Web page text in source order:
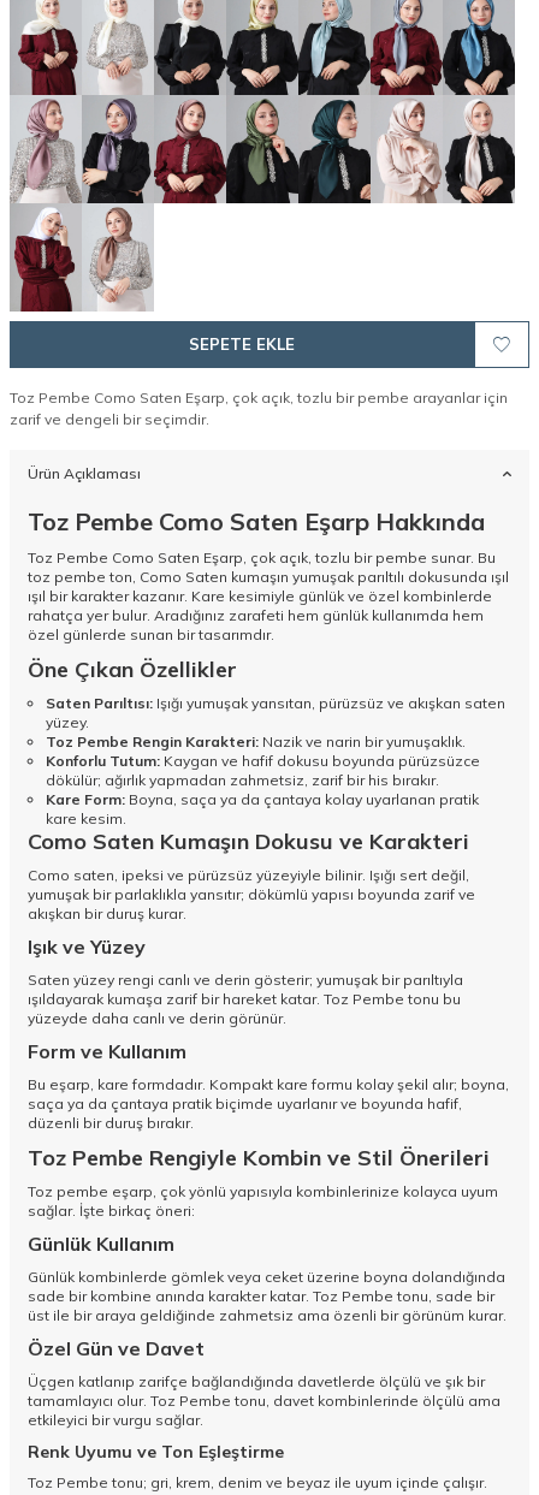
SEPETE EKLE
Toz Pembe Como Saten Eşarp, çok açık, tozlu bir pembe arayanlar için
zarif ve dengeli bir seçimdir.
Ürün Açıklaması
Toz Pembe Como Saten Eşarp Hakkında
Toz Pembe Como Saten Eşarp, çok açık, tozlu bir pembe sunar. Bu
toz pembe ton, Como Saten kumaşın yumuşak parıltılı dokusunda ışıl
ışıl bir karakter kazanır. Kare kesimiyle günlük ve özel kombinlerde
rahatça yer bulur. Aradığınız zarafeti hem günlük kullanımda hem
özel günlerde sunan bir tasarımdır.
Öne Çıkan Özellikler
Saten Parıltısı: Işığı yumuşak yansıtan, pürüzsüz ve akışkan saten
yüzey.
Toz Pembe Rengin Karakteri: Nazik ve narin bir yumuşaklık.
Konforlu Tutum: Kaygan ve hafif dokusu boyunda pürüzsüzce
dökülür; ağırlık yapmadan zahmetsiz, zarif bir his bırakır.
Kare Form: Boyna, saça ya da çantaya kolay uyarlanan pratik
kare kesim.
Como Saten Kumaşın Dokusu ve Karakteri
Como saten, ipeksi ve pürüzsüz yüzeyiyle bilinir. Işığı sert değil,
yumuşak bir parlaklıkla yansıtır; dökümlü yapısı boyunda zarif ve
akışkan bir duruş kurar.
Işık ve Yüzey
Saten yüzey rengi canlı ve derin gösterir; yumuşak bir parıltıyla
ışıldayarak kumaşa zarif bir hareket katar. Toz Pembe tonu bu
yüzeyde daha canlı ve derin görünür.
Form ve Kullanım
Bu eşarp, kare formdadır. Kompakt kare formu kolay şekil alır; boyna,
saça ya da çantaya pratik biçimde uyarlanır ve boyunda hafif,
düzenli bir duruş bırakır.
Toz Pembe Rengiyle Kombin ve Stil Önerileri
Toz pembe eşarp, çok yönlü yapısıyla kombinlerinize kolayca uyum
sağlar. İşte birkaç öneri:
Günlük Kullanım
Günlük kombinlerde gömlek veya ceket üzerine boyna dolandığında
sade bir kombine anında karakter katar. Toz Pembe tonu, sade bir
üst ile bir araya geldiğinde zahmetsiz ama özenli bir görünüm kurar.
Özel Gün ve Davet
Üçgen katlanıp zarifçe bağlandığında davetlerde ölçülü ve şık bir
tamamlayıcı olur. Toz Pembe tonu, davet kombinlerinde ölçülü ama
etkileyici bir vurgu sağlar.
Renk Uyumu ve Ton Eşleştirme
Toz Pembe tonu; gri, krem, denim ve beyaz ile uyum içinde çalışır.